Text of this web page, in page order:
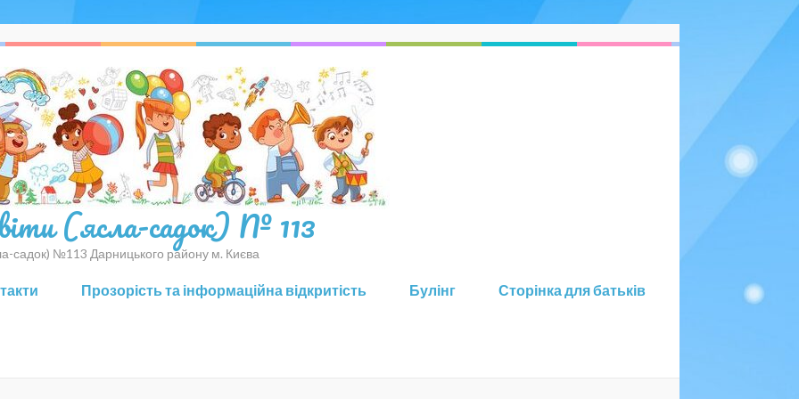
(ясла-садок) № 113
садок) №113 Дарницького району м. Києва
Прозорість та інформаційна відкритість Булінг Сторінка для батьків